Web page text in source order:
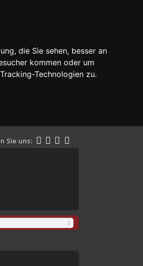
die Sie sehen, besser an
kommen oder um
Technologien zu.
Sie uns: